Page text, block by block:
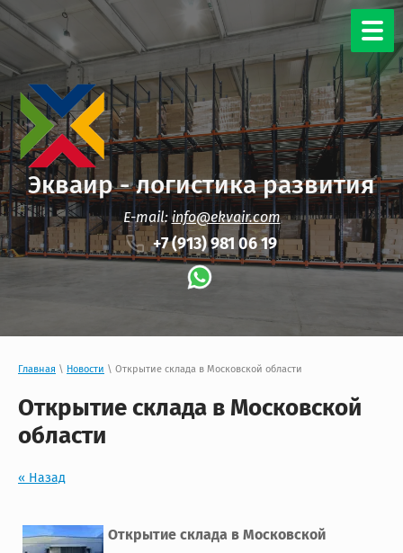
Экваир - логистика развития
+7 (913) 981 06 19
E-mail:info@ekvair.com
Главная \ Новости \ Открытие склада в Московской области
Открытие склада в Московской
области
« Назад
Открытие склада в Московской